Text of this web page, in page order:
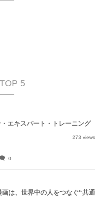
5
エキスパート・トレーニング
273 views
0
画は、世界中の人をつなぐ“共通